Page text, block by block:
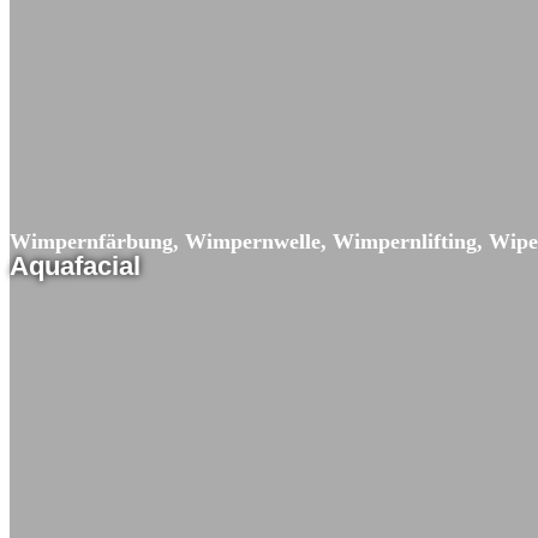
Wimpernfärbung, Wimpernwelle, Wimpernlifting,
Aquafacial